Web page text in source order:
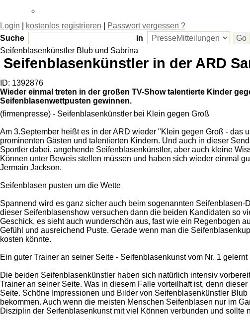
Login kostenlos registrieren
Passwort vergessen ?
Suche
in
Seifenblasenkünstler Blub und Sabrina
Seifenblasenkünstler in der ARD
ID: 1392876
Wieder einmal treten in der großen TV-Show talentierte Kinder
Seifenblasenwettpusten gewinnen.
(firmenpresse) - Seifenblasenkünstler bei Klein gegen Groß
Am 3.September heißt es in der ARD wieder "Klein gegen Groß -
prominenten Gästen und talentierten Kindern. Und auch in dieser
Sportler dabei, angehende Seifenblasenkünstler, aber auch kleine
Können unter Beweis stellen müssen und haben sich wieder einmal
Jermain Jackson.
Seifenblasen pusten um die Wette
Spannend wird es ganz sicher auch beim sogenannten Seifenblasen-
dieser Seifenblasenshow versuchen dann die beiden Kandidaten so
Geschick, es sieht auch wunderschön aus, fast wie ein Regenbogen
Gefühl und ausreichend Puste. Gerade wenn man die
kosten könnte.
Ein guter Trainer an seiner Seite - Seifenblasenkunst vom Nr. 1 gelernt
Die beiden Seifenblasenkünstler haben sich natürlich intensiv
Trainer an seiner Seite. Was in diesem Falle vorteilhaft ist, denn
Seite. Schöne Impressionen und Bilder von Seifenblasenkünstler
bekommen. Auch wenn die meisten Menschen Seifenblasen nur im
Disziplin der Seifenblasenkunst mit viel Können verbunden und sollte